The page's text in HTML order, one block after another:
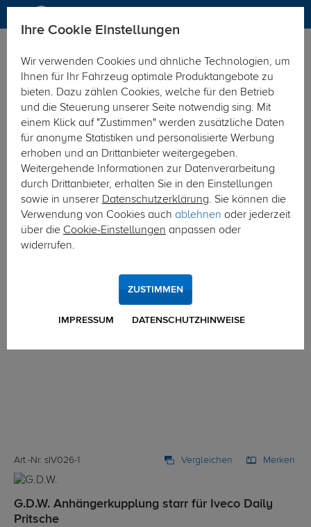
Hier geht's zur Fahrzeugübersicht: Iveco Daily
Art.-Nr. sIV026-1 Vergleichen Merken
G.D.W. Anhängerkupplung starr für Iveco Daily
Pritsche
Ihre Cookie Einstellungen
Wir verwenden Cookies und ähnliche Technologien, um
Ihnen für Ihr Fahrzeug optimale Produktangebote zu
bieten. Dazu zählen Cookies, welche für den Betrieb
und die Steuerung unserer Seite notwendig sing. Mit
einem Klick auf "Zustimmen" werden zusätzliche Daten
für anonyme Statistiken und personalisierte Werbung
erhoben und an Drittanbieter weitergegeben.
Weitergehende Informationen zur Datenverarbeitung
durch Drittanbieter, erhalten Sie in den Einstellungen
sowie in unserer Datenschutzerklärung. Sie können die
Verwendung von Cookies auch ablehnen oder jederzeit
über die Cookie-Einstellungen anpassen oder
widerrufen.
IMPRESSUM DATENSCHUTZHINWEISE
ZUSTIMMEN